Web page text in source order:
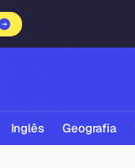
Inglês Geografia